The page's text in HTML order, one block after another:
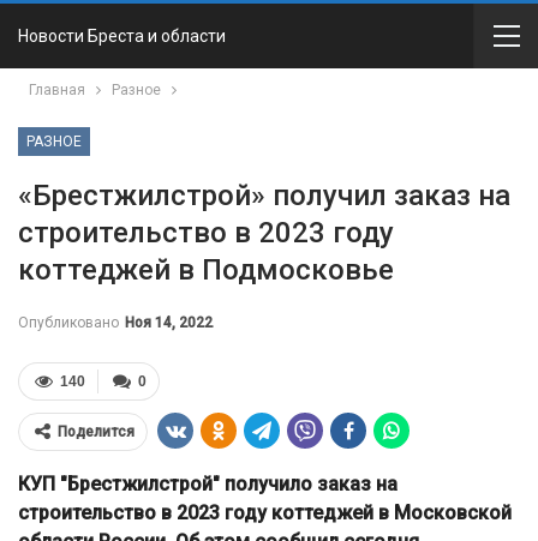
Новости Бреста и области
Главная Разное
РАЗНОЕ
«Брестжилстрой» получил заказ на
строительство в 2023 году
коттеджей в Подмосковье
Опубликовано Ноя 14, 2022
0
140
Поделится
КУП "Брестжилстрой" получило заказ на
строительство в 2023 году коттеджей в Московской